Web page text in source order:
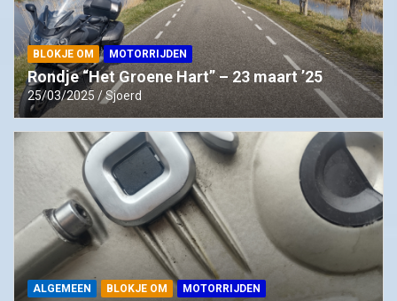
BLOKJE OM MOTORRIJDEN
Rondje “Het Groene Hart” – 23 maart ’25
25/03/2025 Sjoerd
ALGEMEEN BLOKJE OM MOTORRIJDEN